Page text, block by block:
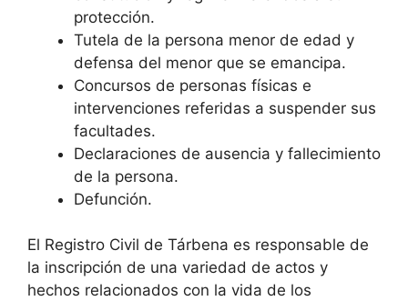
protección.
Tutela de la persona menor de edad y
defensa del menor que se emancipa.
Concursos de personas físicas e
intervenciones referidas a suspender sus
facultades.
Declaraciones de ausencia y fallecimiento
de la persona.
Defunción.
El Registro Civil de Tárbena es responsable de
la inscripción de una variedad de actos y
hechos relacionados con la vida de los